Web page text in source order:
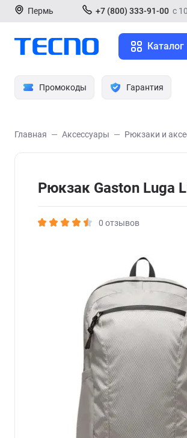
Пермь +7 (800) 333-91-00 с
Каталог
Промокоды Гарантия
Главная Аксессуары Рюкзаки и
Рюкзак Gaston Luga
0 отзывов